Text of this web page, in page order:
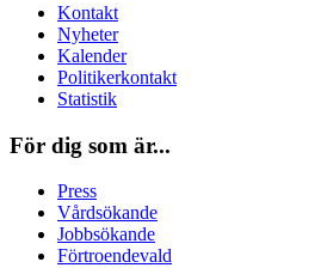
Kontakt
Nyheter
Kalender
Politikerkontakt
Statistik
För dig som är...
Press
Vårdsökande
Jobbsökande
Förtroendevald